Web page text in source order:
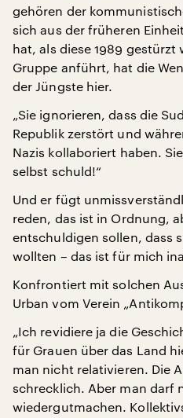
gehören der
sich aus der früheren
hat, als diese 1989 gestürzt
Gruppe anführt, hat die
der Jüngste hier.
„Sie ignorieren, dass die
Republik zerstört und
Nazis kollaboriert haben.
selbst schuld!“
Und er fügt
reden, das ist in Ordnung,
entschuldigen sollen, dass
wollten – das ist für mich
Konfrontiert mit solchen
Urban vom Verein
„Ich revidiere ja die
für Grauen über das Land
man nicht relativieren. Die
schrecklich. Aber man darf
wiedergutmachen.